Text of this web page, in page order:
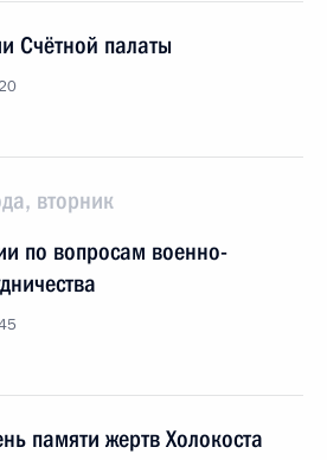
Счётной палаты
вторник
по вопросам военно-
памяти жертв Холокоста